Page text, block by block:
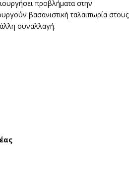
προβλήματα στην
βασανιστική ταλαιπωρία στους
συναλλαγή.